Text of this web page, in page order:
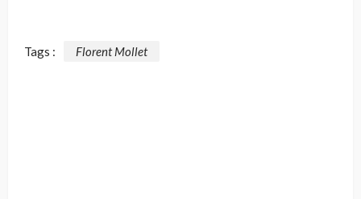
Tags : Florent Mollet